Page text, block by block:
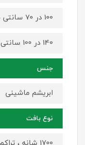
100 در 70 سانتی متر
140 در 100 سانتی متر
جنس
ابریشم ماشینی
نوع بافت